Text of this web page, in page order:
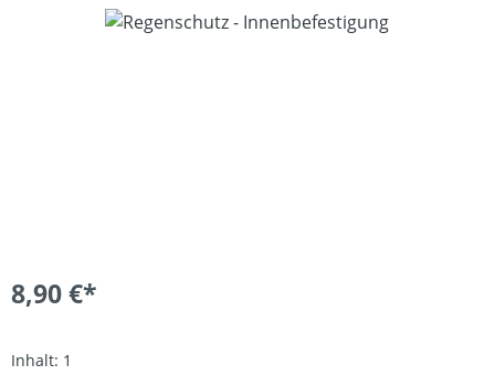
Bildergalerie überspringen
8,90 €*
Inhalt: 1